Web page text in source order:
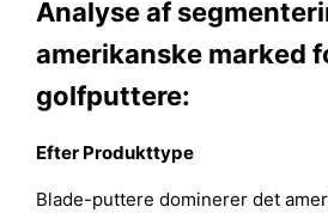
Analyse af
amerikanske marked
golfputtere:
Efter Produkttype
Blade-puttere dominerer det